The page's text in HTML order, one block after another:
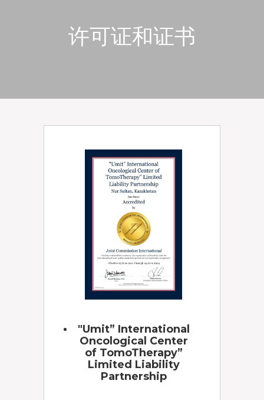
许可证和证书
"Umit” International
Oncological Center
of TomoTherapy”
Limited Liability
Partnership